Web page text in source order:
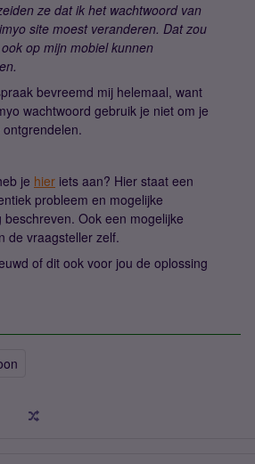
ze dat ik het wachtwoord van
site moest veranderen. Dat zou
op mijn mobiel kunnen
bevreemd mij helemaal, want
wachtwoord gebruik je niet om je
je hier iets aan? Hier staat een
probleem en mogelijke
beschreven. Ook een mogelijke
de vraagsteller zelf.
of dit ook voor jou de oplossing